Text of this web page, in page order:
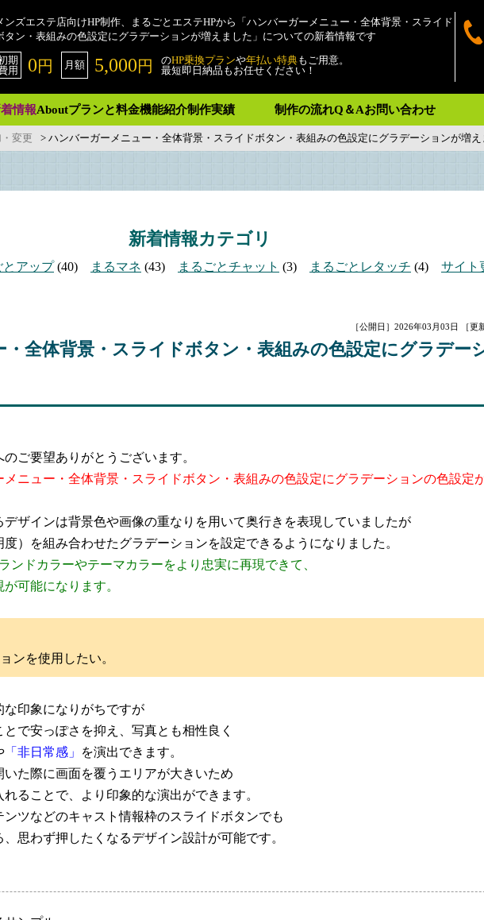
ンズエステ店向けHP制作、まるごとエステHPから「ハンバーガーメニュー・全体背景・スライド
タン・表組みの色設定にグラデーションが増えました」についての新着情報です
期
用
0円 月額 5,000円 のHP乗換プランや年払い特典もご用意。
最短即日納品もお任せください！
情報Aboutプランと料金機能紹介制作実績 制作の流れQ＆Aお問い合わせ
変更 > ハンバーガーメニュー・全体背景・スライドボタン・表組みの色設定にグラデーションが増え
新着情報カテゴリ
とアップ(40) まるマネ (43) まるごとチャット (3) まるごとレタッチ (4) サイト
［公開日］2026年03月03日 ［更
全体背景・スライドボタン・表組みの色設定にグラデー
ご要望ありがとうございます。
メニュー・全体背景・スライドボタン・表組みの色設定にグラデーションの色設定
ザインは背景色や画像の重なりを用いて奥行きを表現していましたが
）を組み合わせたグラデーションを設定できるようになりました。
ンドカラーやテーマカラーをより忠実に再現できて、
可能になります。
ンを使用したい。
印象になりがちですが
で安っぽさを抑え、写真とも相性良く
「非日常感」
を演出できます。
た際に画面を覆うエリアが大きいため
ることで、より印象的な演出ができます。
ツなどのキャスト情報枠のスライドボタンでも
、思わず押したくなるデザイン設計が可能です。